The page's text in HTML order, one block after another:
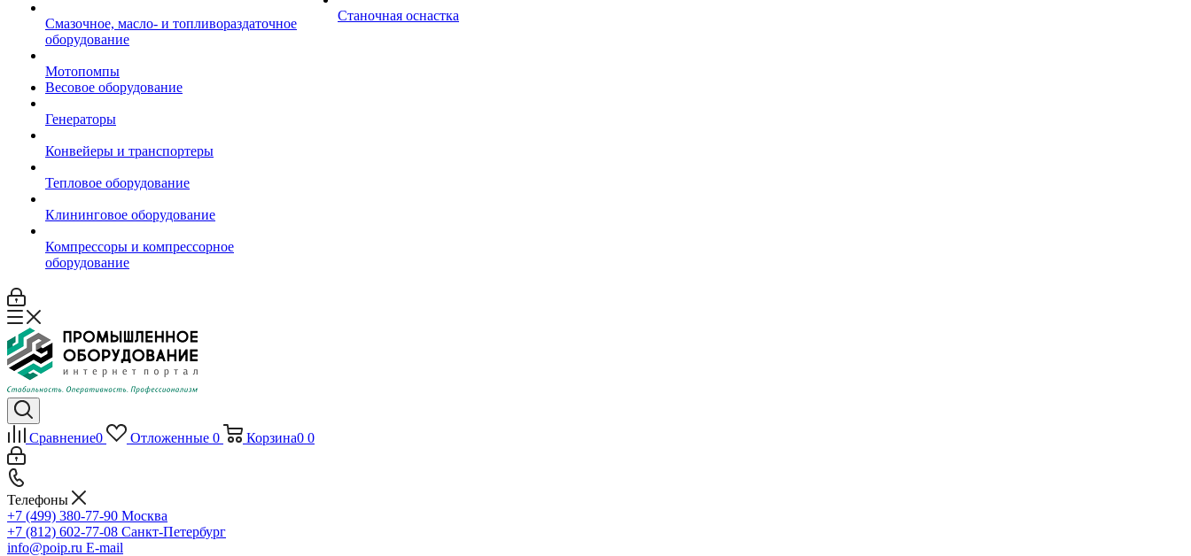
Смазочное, масло- и топливораздаточное
оборудование
Мотопомпы
Весовое оборудование
Генераторы
Конвейеры и транспортеры
Тепловое оборудование
Клининговое оборудование
Компрессоры и компрессорное
оборудование
Станочная оснастка
Сравнение0 Отложенные 0 Корзина0 0
Телефоны
+7 (499) 380-77-90 Москва
+7 (812) 602-77-08 Санкт-Петербург
info@poip.ru E-mail